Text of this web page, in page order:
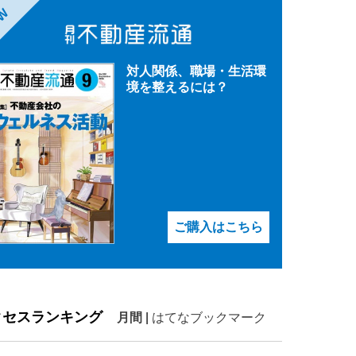
対人関係、職場・生活環
境を整えるには？
ご購入はこちら
セスランキング 月間 はてなブックマーク